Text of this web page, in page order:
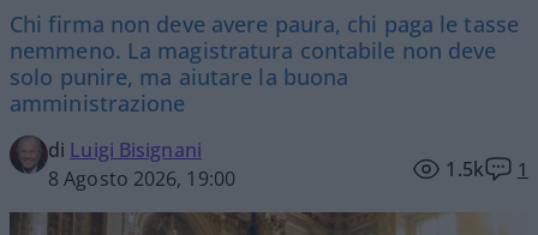
Chi firma non deve avere paura, chi paga le tasse
nemmeno. La magistratura contabile non deve
solo punire, ma aiutare la buona
amministrazione
di Luigi Bisignani
8 Agosto 2026, 19:00
1.5k 1